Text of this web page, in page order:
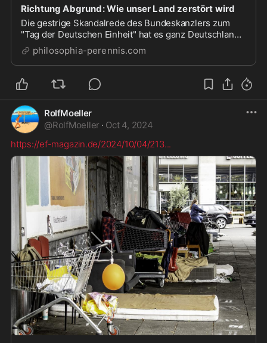
Richtung Abgrund: Wie unser Land zerstört wird
Die gestrige Skandalrede des Bundeskanzlers zum
"Tag der Deutschen Einheit" hat es ganz Deutschland
erneut schmerzvoll vor Augen geführt: Die
Hoffnungen, die wohl die meisten Deutschen nach
dem Fall der Mauer hegten, wurden nicht nur
enttäuscht, sond...
philosophia-perennis.com
RolfMoeller
@RolfMoeller · Oct 4, 2024
https://ef-magazin.de/2024/10/04/213...